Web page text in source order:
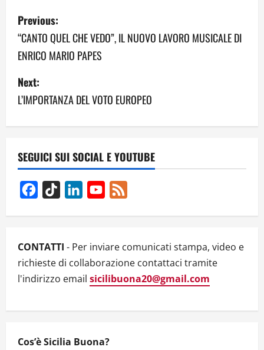
P
o
s
t
n
v
i
g
a
t
i
o
n
Previous:
“CANTO QUEL CHE VEDO”, IL NUOVO LAVORO MUSICALE DI
ENRICO MARIO PAPES
Next:
L’IMPORTANZA DEL VOTO EUROPEO
SEGUICI SUI SOCIAL E YOUTUBE
Facebook
TikTok LinkedInYouTube
CONTATTI - Per inviare comunicati stampa, video e
richieste di collaborazione contattaci tramite
l'indirizzo email sicilibuona20@gmail.com
Cos’è Sicilia Buona?